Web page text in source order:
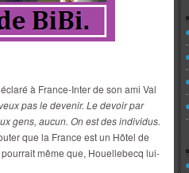
à France-Inter de son ami Val
pas le devenir. Le devoir par
gens, aucun. On est des individus.
que la France est un Hôtel de
même que, Houellebecq lui-